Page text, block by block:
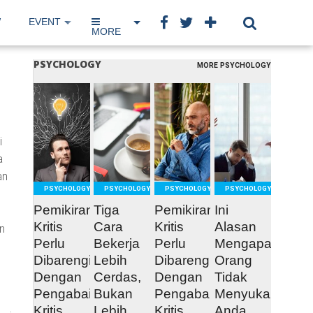
EVENT IP NETWORK
BOOK
MORE
PSYCHOLOGY MORE PSYCHOLOGY
READ
MORE
PSYCHOLOGY
Pemikiran
Kritis
Perlu
Dibarengi
Dengan
Pengabaian
READ
MORE
PSYCHOLOGY
Tiga
Cara
Bekerja
Lebih
Cerdas,
Bukan
READ
MORE
PSYCHOLOGY
Pemikiran
Kritis
Perlu
Dibarengi
Dengan
Pengabaian
MORE
PSYCHOLOGY
Ini
Alasan
Mengapa
Orang
Tidak
Menyukai